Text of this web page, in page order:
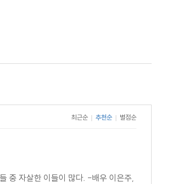
최근순 추천순 별점순
중 자살한 이들이 많다. -배우 이은주,